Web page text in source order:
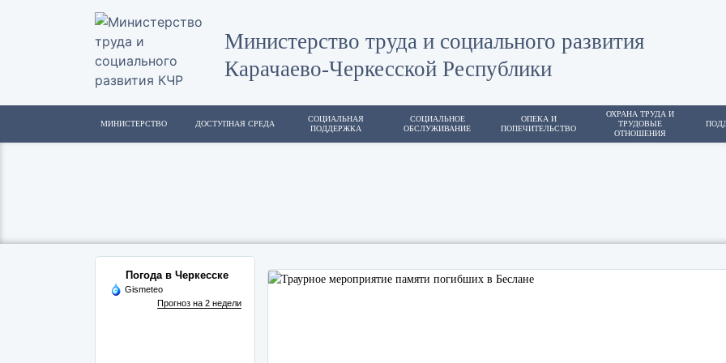
Министерство труда и социального развития
Карачаево-Черкесской Республики
МИНИСТЕРСТВО ДОСТУПНАЯ СРЕДА
СОЦИАЛЬНАЯ
ПОДДЕРЖКА
СОЦИАЛЬНОЕ
ОБСЛУЖИВАНИЕ
ОПЕКА И
ПОПЕЧИТЕЛЬСТВО
ОХРАНА ТРУДА И
ТРУДОВЫЕ
ОТНОШЕНИЯ
Погода в Черкесске
Gismeteo
Прогноз на 2 недели